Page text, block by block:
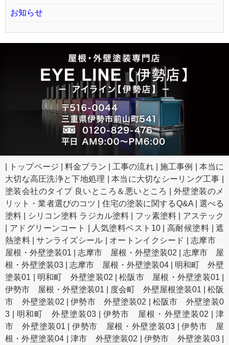
お知らせ
トップページ |料金プラン 工事の流れ|施工事例
本当に
大切な高圧洗浄と下地処理 |本当に大切なシーリング工事
塗装会社のタイプ 良いところ＆悪いところ
外壁塗装のメ
リット・業者選びのコツ
住宅の塗装に関するQ&A| 選べる
塗料
シリコン塗料 ラジカル塗料 フッ素塗料
アステック
アドグリーンコート 人気塗料ベスト10| 高耐候塗料
遮
熱塗料|サンライズシール オートンイクシード |志摩市
屋根・外壁塗装01
志摩市 屋根・外壁塗装02
志摩市 屋
根・外壁塗装03
志摩市 屋根・外壁塗装04
明和町 外壁
塗装01
明和町 外壁塗装02 |松阪市 屋根・外壁塗装01
伊勢市 屋根・外壁塗装01
度会町 外壁屋根塗装01
松阪
市 外壁塗装02 |伊勢市 外壁塗装02
松阪市 外壁塗装0
3
明和町 外壁塗装03| 伊勢市 屋根・外壁塗装02 |津
市 外壁塗装01 |伊勢市 屋根・外壁塗装03 |伊勢市 屋
根・外壁塗装04
津市 外壁塗装02 伊勢市 外壁塗装03|